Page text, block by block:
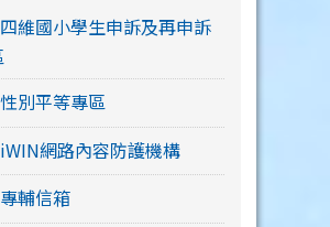
四維國小學生申訴及再申訴
性別平等專區
iWIN網路內容防護機構
專輔信箱